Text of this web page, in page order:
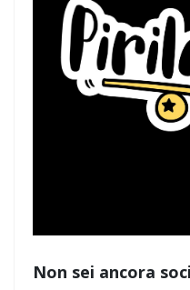
Non sei ancora